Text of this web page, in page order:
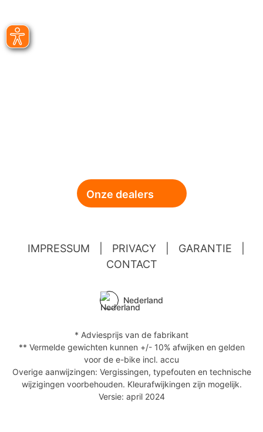
Onze dealers
IMPRESSUM PRIVACY GARANTIE
CONTACT
Nederland
* Adviesprijs van de fabrikant
** Vermelde gewichten kunnen +/- 10% afwijken en gelden
voor de e-bike incl. accu
Overige aanwijzingen: Vergissingen, typefouten en technische
wijzigingen voorbehouden. Kleurafwijkingen zijn mogelijk.
Versie: april 2024